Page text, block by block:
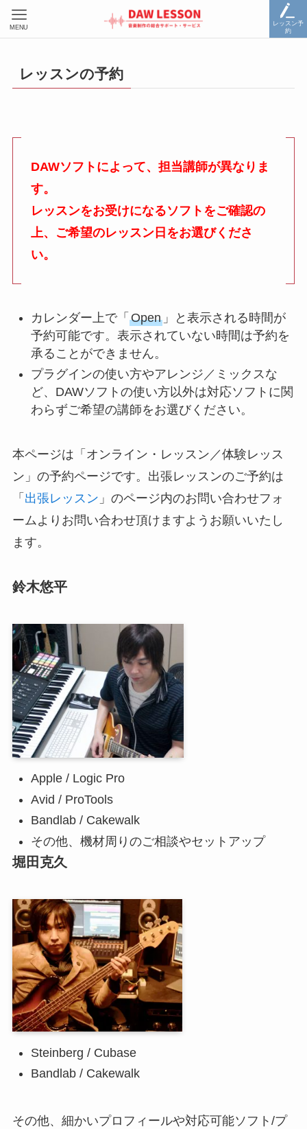
レッスン予
約
MENU
レッスンの予約
DAWソフトによって、担当講師が異なりま
す。
レッスンをお受けになるソフトをご確認の
上、ご希望のレッスン日をお選びくださ
い。
カレンダー上で「 Open」と表示される時間が
予約可能です。表示されていない時間は予約を
承ることができません。
プラグインの使い方やアレンジ／ミックスな
ど、DAWソフトの使い方以外は対応ソフトに関
わらずご希望の講師をお選びください。
本ページは「オンライン・レッスン／体験レッス
ン」の予約ページです。出張レッスンのご予約は
「 出張レッスン 」のページ内のお問い合わせフォ
ームよりお問い合わせ頂けますようお願いいたし
ます。
鈴木悠平
Apple / Logic Pro
Avid / ProTools
Bandlab / Cakewalk
その他、機材周りのご相談やセットアップ
堀田克久
Steinberg / Cubase
Bandlab / Cakewalk
その他、細かいプロフィールや対応可能ソフト/プ